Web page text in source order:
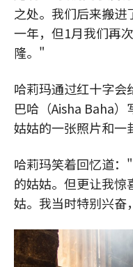
之处。我们后来搬进
一年，但1月我们再
隆。"
哈莉玛通过红十字
巴哈（Aisha Baha
姑姑的一张照片和一
哈莉玛笑着回忆道
的姑姑。但更让我惊
姑。我当时特别兴奋